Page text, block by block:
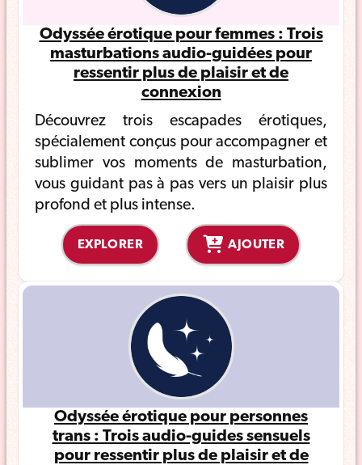
Odyssée érotique pour femmes : Trois
masturbations audio-guidées pour
ressentir plus de plaisir et de
connexion
Découvrez trois escapades érotiques,
spécialement conçus pour accompagner et
sublimer vos moments de masturbation,
vous guidant pas à pas vers un plaisir plus
profond et plus intense.
EXPLORER AJOUTER
Odyssée érotique pour personnes
trans : Trois audio-guides sensuels
pour ressentir plus de plaisir et de